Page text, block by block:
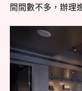
間間數不多，辦理